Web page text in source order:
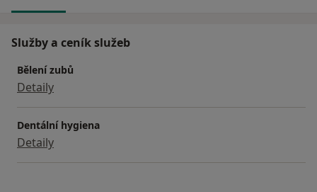
Služby a ceník služeb
Bělení zubů
Detaily
Dentální hygiena
Detaily